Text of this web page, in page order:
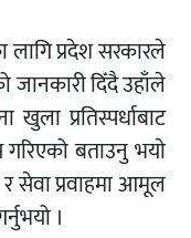
लागि प्रदेश सरकारले
जानकारी दिँदै उहाँले
प्रतिस्पर्धाबाट
गरिएको बताउनु भयाे
सेवा प्रवाहमा आमूल
।